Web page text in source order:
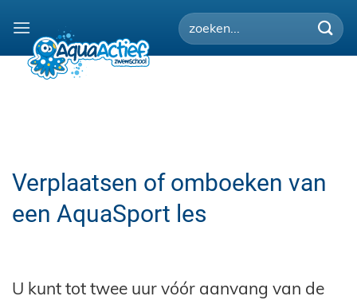
naar
inhoud
Verplaatsen of omboeken van
een AquaSport les
U kunt tot twee uur vóór aanvang van de